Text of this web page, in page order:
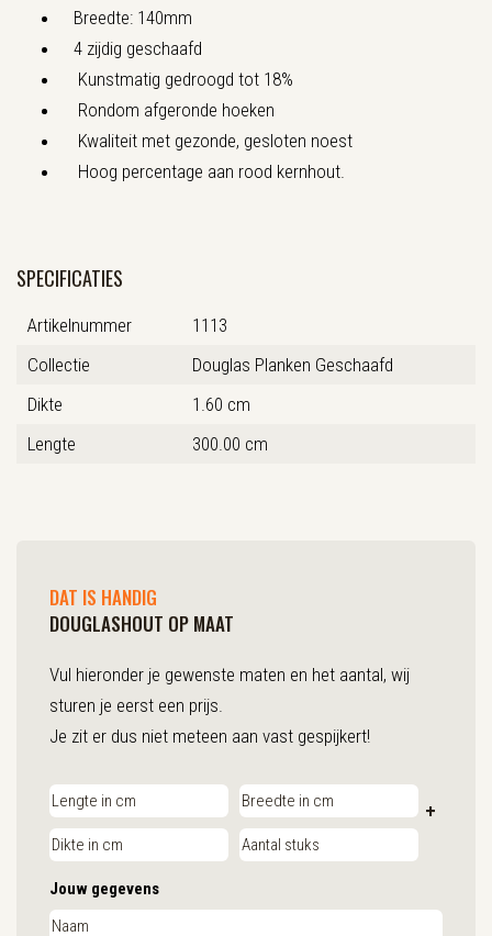
Breedte: 140mm
4 zijdig geschaafd
Kunstmatig gedroogd tot 18%
Rondom afgeronde hoeken
Kwaliteit met gezonde, gesloten noest
Hoog percentage aan rood kernhout.
SPECIFICATIES
Artikelnummer
1113
Collectie
Douglas Planken Geschaafd
Dikte
1.60 cm
Lengte
300.00 cm
DAT IS HANDIG
DOUGLASHOUT OP MAAT
Vul hieronder je gewenste maten en het aantal, wij
sturen je eerst een prijs.
Je zit er dus niet meteen aan vast gespijkert!
+
Jouw gegevens